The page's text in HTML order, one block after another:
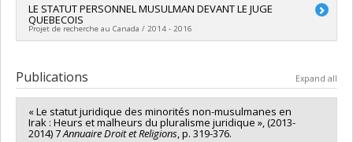
Lead researcher :Harith Al-Dabbagh
Funding sources:
Éditions Thémis (Les)
Grant programs:
LE STATUT PERSONNEL MUSULMAN DEVANT LE JUGE
QUEBECOIS
Projet de recherche au Canada / 2014 - 2016
Funding sources:
CRSH/Conseil de recherches en sciences
humaines du Canada
Grant programs:PVX20020-Subvention institutionnelle du
CRSH - Subventions d'exploration
Publications Expand all
« Le statut juridique des minorités non-musulmanes en
Irak : Heurs et malheurs du pluralisme juridique », (2013-
2014) 7Annuaire Droit et Religions, p. 319-376.